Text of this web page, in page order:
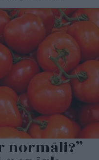
normāli?”